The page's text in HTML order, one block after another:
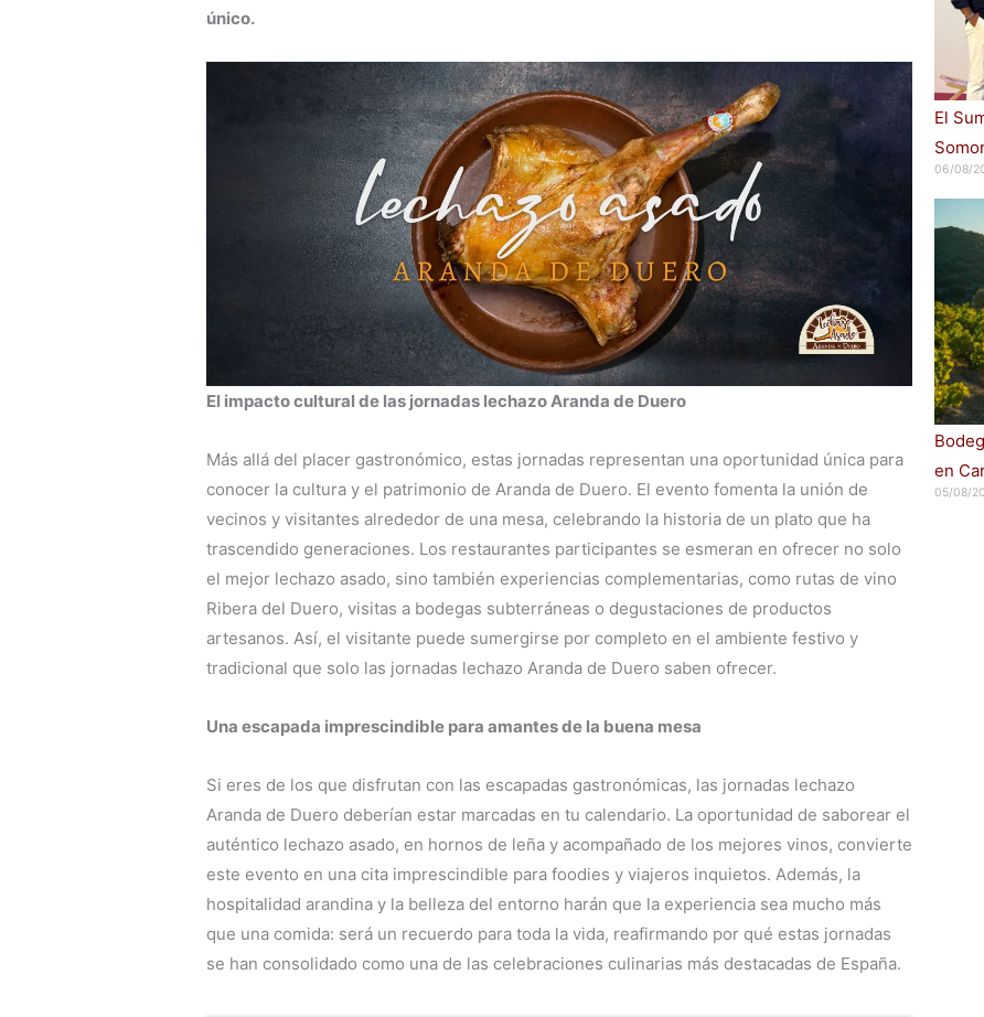
único.
El impacto cultural de las jornadas lechazo Aranda de Duero
Más allá del placer gastronómico, estas jornadas representan una oportunidad única para
conocer la cultura y el patrimonio de Aranda de Duero. El evento fomenta la unión de
vecinos y visitantes alrededor de una mesa, celebrando la historia de un plato que ha
trascendido generaciones. Los restaurantes participantes se esmeran en ofrecer no solo
el mejor lechazo asado, sino también experiencias complementarias, como rutas de vino
Ribera del Duero, visitas a bodegas subterráneas o degustaciones de productos
artesanos. Así, el visitante puede sumergirse por completo en el ambiente festivo y
tradicional que solo las jornadas lechazo Aranda de Duero saben ofrecer.
Una escapada imprescindible para amantes de la buena mesa
Si eres de los que disfrutan con las escapadas gastronómicas, las jornadas lechazo
Aranda de Duero deberían estar marcadas en tu calendario. La oportunidad de saborear el
auténtico lechazo asado, en hornos de leña y acompañado de los mejores vinos, convierte
este evento en una cita imprescindible para foodies y viajeros inquietos. Además, la
hospitalidad arandina y la belleza del entorno harán que la experiencia sea mucho más
que una comida: será un recuerdo para toda la vida, reafirmando por qué estas jornadas
se han consolidado como una de las celebraciones culinarias más destacadas de España.
El
06/08/
en
05/08/